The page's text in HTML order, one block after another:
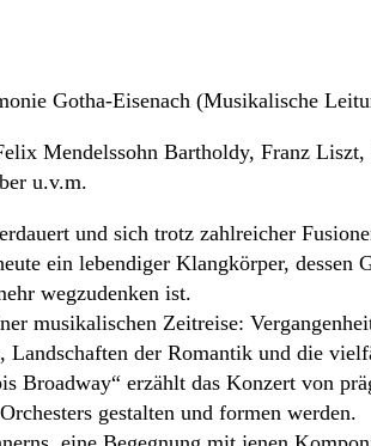
Gotha-Eisenach (Musikalische
Mendelssohn Bartholdy, Franz
u.v.m.
und sich trotz zahlreicher
ein lebendiger Klangkörper, dessen
wegzudenken ist.
musikalischen Zeitreise:
der Romantik und die
erzählt das Konzert von
gestalten und formen werden.